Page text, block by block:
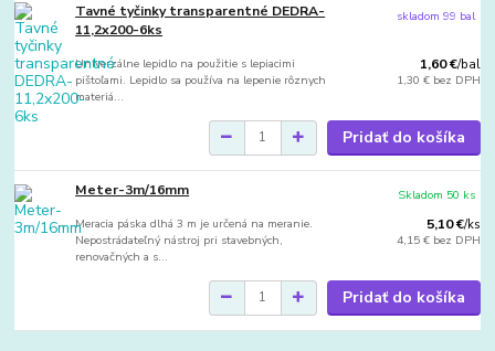
Tavné tyčinky transparentné DEDRA-
11,2x200-6ks
Univerzálne lepidlo na použitie s lepiacimi
pištoľami. Lepidlo sa používa na lepenie rôznych
materiá...
1,60 €/bal
1,30 € bez DPH
skladom 99 bal
Pridať do košíka
Meter-3m/16mm
Meracia páska dlhá 3 m je určená na meranie.
Nepostrádateľný nástroj pri stavebných,
renovačných a s...
5,10 €/ks
4,15 € bez DPH
Skladom 50 ks
Pridať do košíka